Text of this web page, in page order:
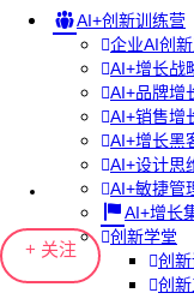
AI+创新训练营
企业AI创
AI+增长战
AI+品牌增
AI+销售增
AI+增长黑
AI+设计思
AI+敏捷管
AI+增长
创新学堂
创
创
+ 关注